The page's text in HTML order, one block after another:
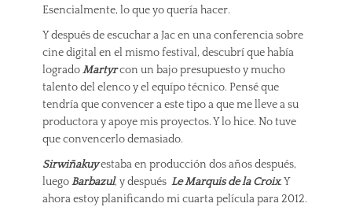
Esencialmente, lo que yo quería hacer.
Y después de escuchar a Jac en una conferencia sobre
cine digital en el mismo festival, descubrí que había
logradoMartyrcon un bajo presupuesto y mucho
talento del elenco y el equípo técnico. Pensé que
tendría que convencer a este tipo a que me lleve a su
productora y apoye mis proyectos. Y lo hice. No tuve
que convencerlo demasiado.
Sirwiñakuyestaba en producción dos años después,
luegoBarbazul, y después Le Marquis de la Croix. Y
ahora estoy planificando mi cuarta película para 2012.